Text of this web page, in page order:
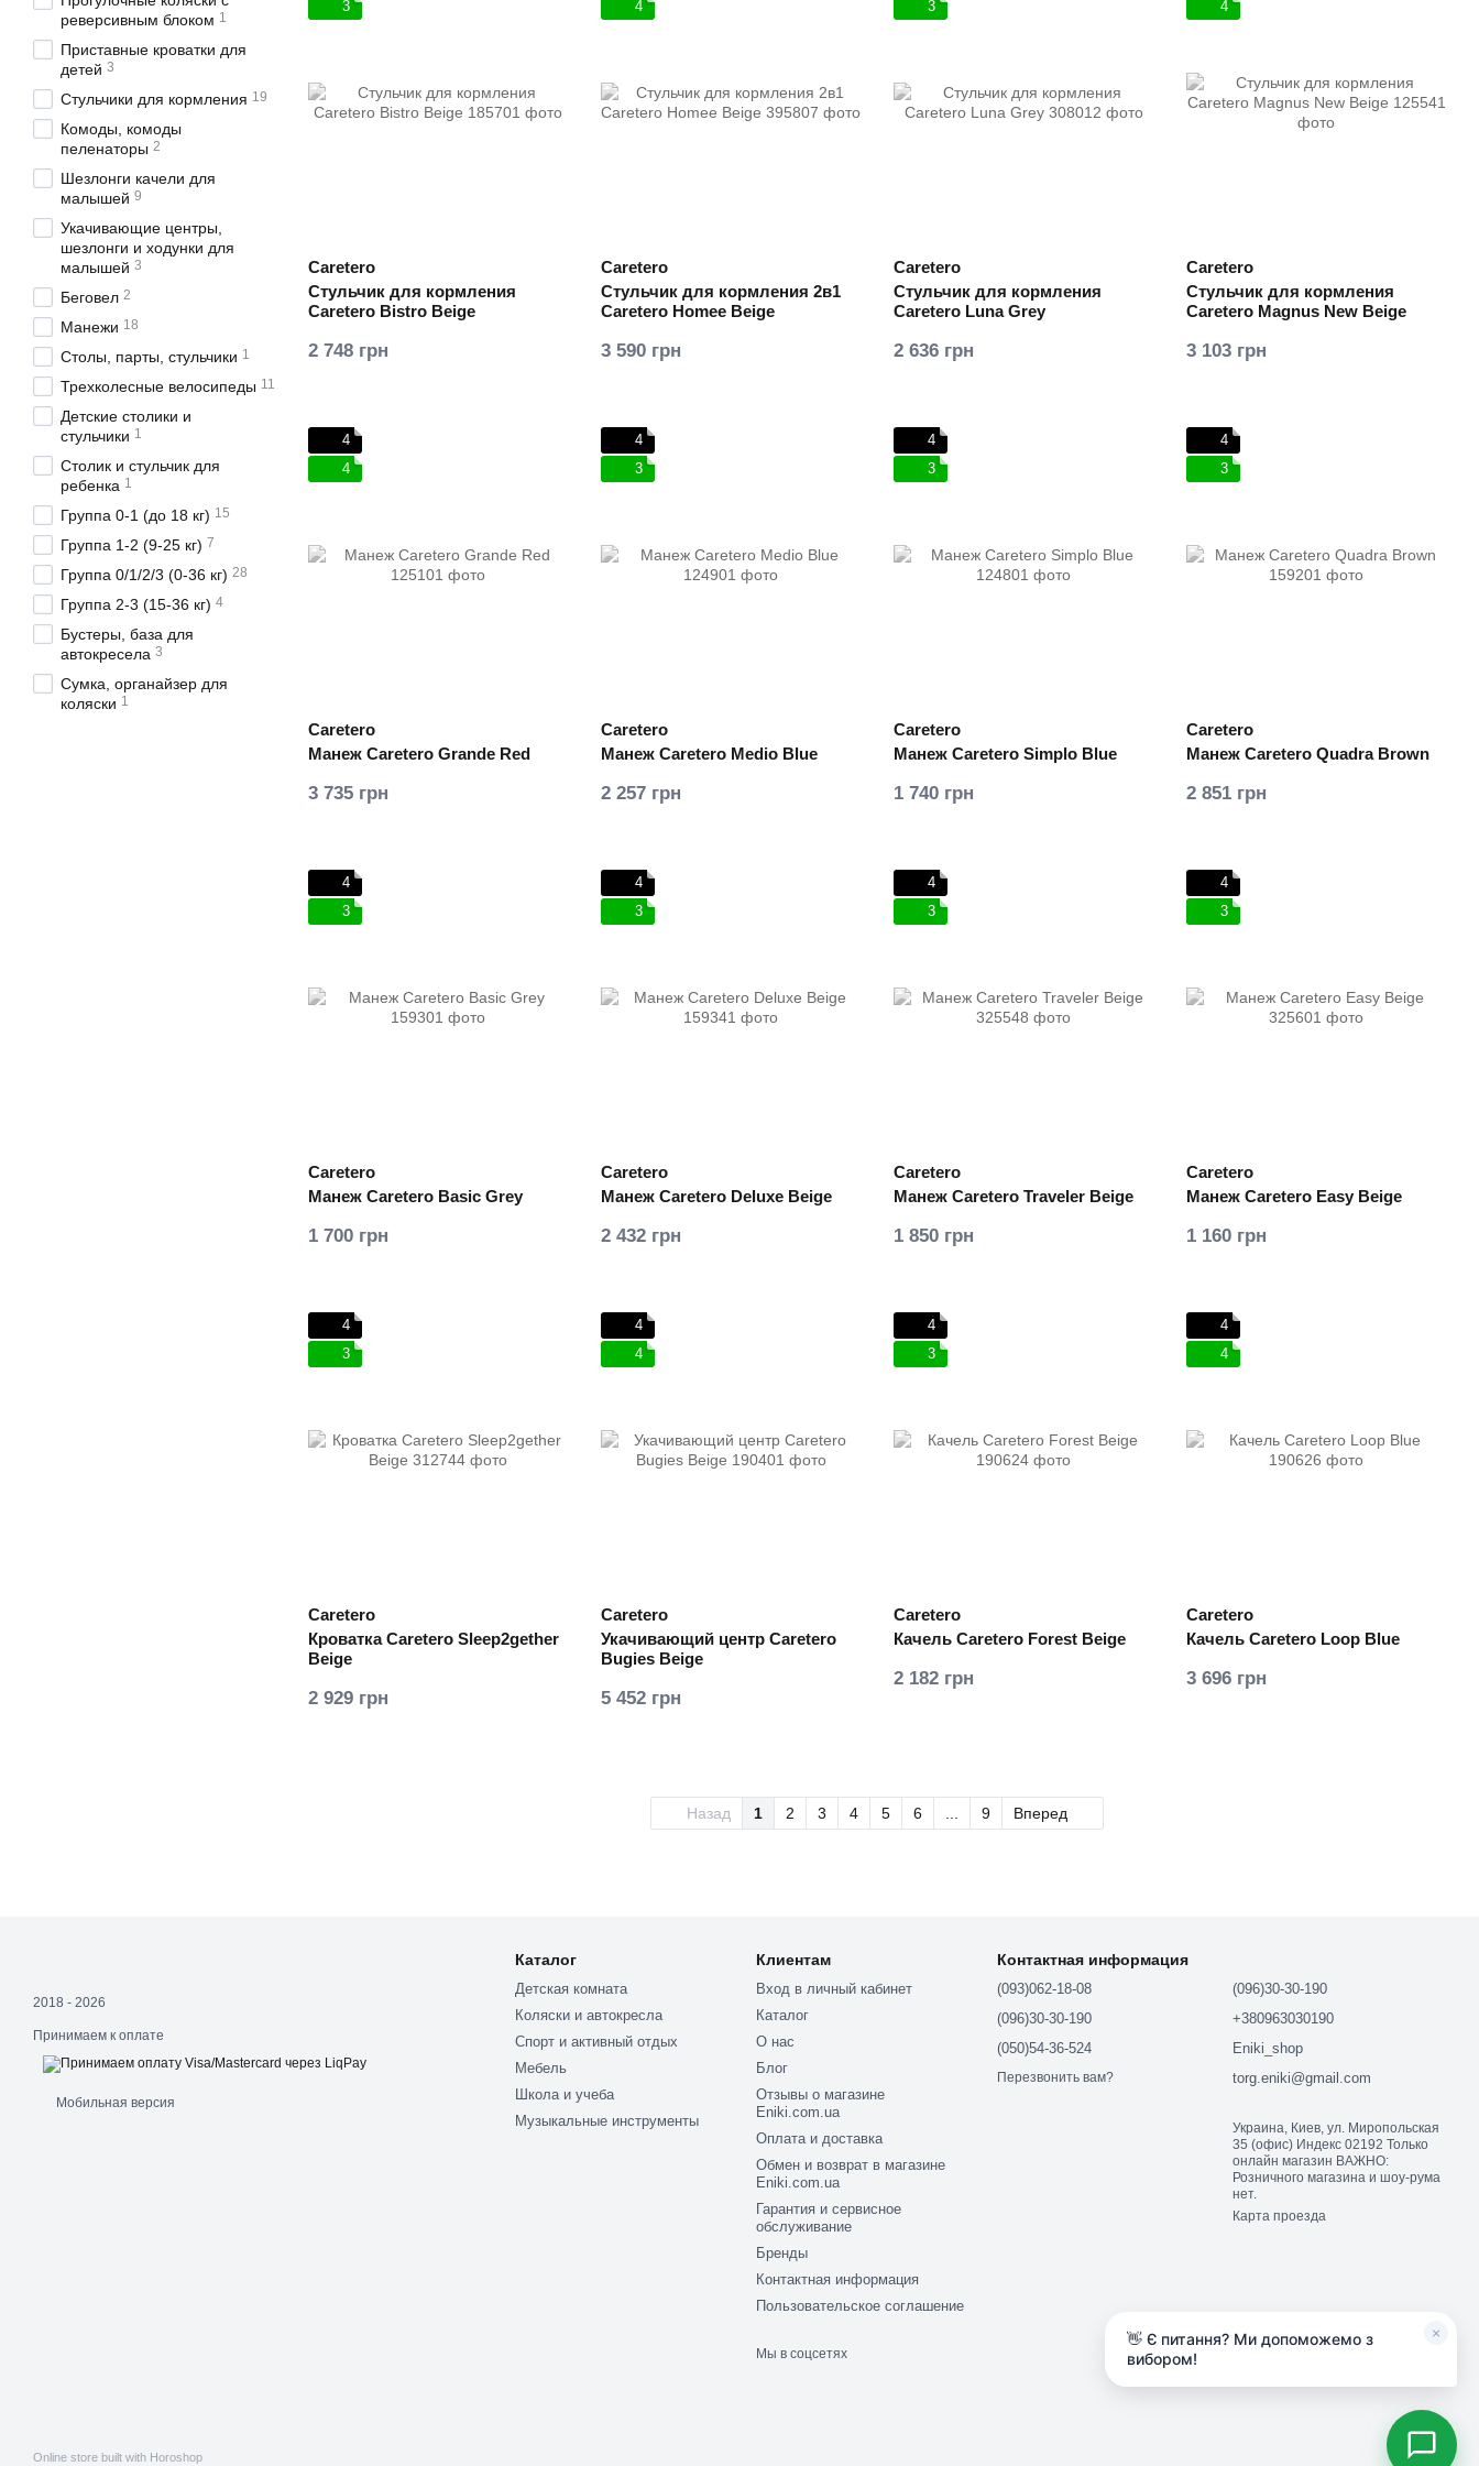
3
Caretero
Стульчик для кормления
Caretero Bistro Beige
2 748 грн
4
Caretero
Стульчик для кормления 2в1
Caretero Homee Beige
3 590 грн
3
Caretero
Стульчик для кормления
Caretero Luna Grey
2 636 грн
4
Caretero
Стульчик для кормления
Caretero Magnus New Beige
3 103 грн
4
4
Caretero
Манеж Caretero Grande Red
3 735 грн
4
3
Caretero
Манеж Caretero Medio Blue
2 257 грн
4
3
Caretero
Манеж Caretero Simplo Blue
1 740 грн
4
3
Caretero
Манеж Caretero Quadra Brown
2 851 грн
4
3
Caretero
Манеж Caretero Basic Grey
1 700 грн
4
3
Caretero
Манеж Caretero Deluxe Beige
2 432 грн
4
3
Caretero
Манеж Caretero Traveler Beige
1 850 грн
4
3
Caretero
Манеж Caretero Easy Beige
1 160 грн
4
3
Caretero
Кроватка Caretero Sleep2gether
Beige
2 929 грн
4
4
Caretero
Укачивающий центр Caretero
Bugies Beige
5 452 грн
4
3
Caretero
Качель Caretero Forest Beige
2 182 грн
4
4
Caretero
Качель Caretero Loop Blue
3 696 грн
Назад 1 2 3 4 5 6 9 Вперед
реверсивным блоком 1
Приставные кроватки для
детей 3
Стульчики для кормления 19
Комоды, комоды
пеленаторы 2
Шезлонги качели для
малышей 9
Укачивающие центры,
шезлонги и ходунки для
малышей 3
Беговел 2
Манежи 18
Столы, парты, стульчики 1
Трехколесные велосипеды 11
Детские столики и
стульчики 1
Столик и стульчик для
ребенка 1
Группа 0-1 (до 18 кг) 15
Группа 1-2 (9-25 кг) 7
Группа 0/1/2/3 (0-36 кг) 28
Группа 2-3 (15-36 кг) 4
Бустеры, база для
автокресела 3
Сумка, органайзер для
коляски 1
2018 - 2026
Принимаем к оплате
Мобильная версия
Online store built with Horoshop
Каталог
Детская комната
Коляски и автокресла
Спорт и активный отдых
Мебель
Школа и учеба
Музыкальные инструменты
Клиентам
Вход в личный кабинет
Каталог
О нас
Блог
Отзывы о магазине
Eniki.com.ua
Оплата и доставка
Обмен и возврат в магазине
Eniki.com.ua
Гарантия и сервисное
обслуживание
Бренды
Контактная информация
Пользовательское соглашение
Мы в соцсетях
Контактная информация
(093)062-18-08
(096)30-30-190
(050)54-36-524
Перезвонить вам?
(096)30-30-190
+380963030190
Eniki_shop
torg.eniki@gmail.com
Украина, Киев, ул. Миропольская
35 (офис) Индекс 02192 Только
онлайн магазин ВАЖНО:
Розничного магазина и шоу-рума
нет.
Карта проезда
×
👋 Є питання? Ми допоможемо з
вибором!